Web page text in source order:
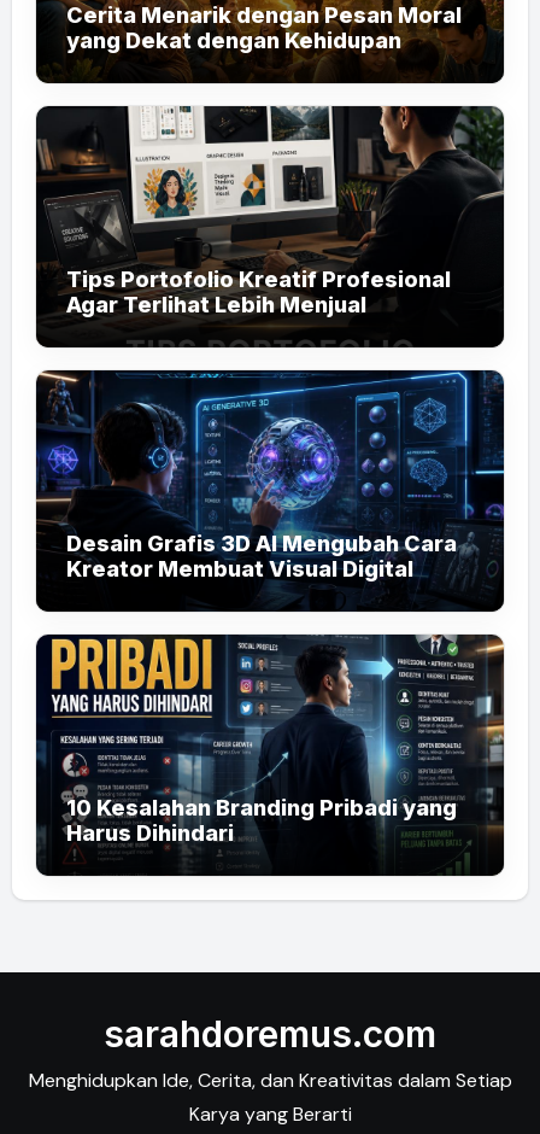
Cerita Menarik dengan Pesan Moral
yang Dekat dengan Kehidupan
Tips Portofolio Kreatif Profesional
Agar Terlihat Lebih Menjual
Desain Grafis 3D AI Mengubah Cara
Kreator Membuat Visual Digital
10 Kesalahan Branding Pribadi yang
Harus Dihindari
sarahdoremus.com
Menghidupkan Ide, Cerita, dan Kreativitas dalam Setiap
Karya yang Berarti